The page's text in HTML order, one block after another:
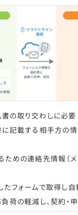
の取り交わしに必要
に記載する相手方の情
ための連絡先情報（メ
たフォームで取得し
負荷の軽減し、契約・